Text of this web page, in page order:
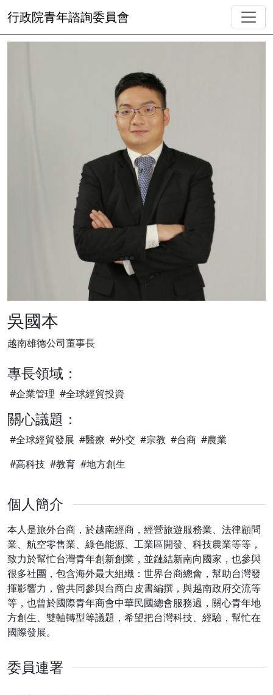
行政院青年諮詢委員會
吳國本
越南雄德公司董事長
專長領域：
#企業管理 #全球經貿投資
關心議題：
#全球經貿發展 #醫療 #外交 #宗教 #台商 #農業
#高科技 #教育 #地方創生
個人簡介
本人是旅外台商，於越南經商，經營旅遊服務業、法律顧問
業、航空零售業、綠色能源、工業區開發、科技農業等等，
致力於幫忙台灣青年創新創業，並鏈結新南向國家，也參與
很多社團，包含海外最大組織：世界台商總會，幫助台灣發
揮影響力，曾共同參與台商白皮書編撰，與越南政府交流等
等，也曾於國際青年商會中華民國總會服務過，關心青年地
方創生、雙軸轉型等議題，希望把台灣科技、經驗，幫忙在
國際發展。
委員連署